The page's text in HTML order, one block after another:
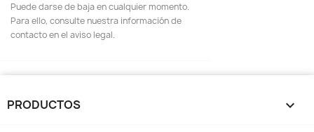
Puede darse de baja en cualquier momento.
Para ello, consulte nuestra información de
contacto en el aviso legal.
PRODUCTOS 